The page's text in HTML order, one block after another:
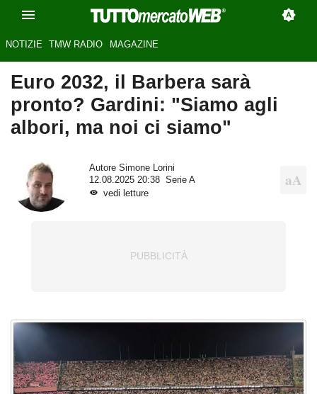
NOTIZIE TMW RADIO MAGAZINE
Euro 2032, il Barbera sarà
pronto? Gardini: "Siamo agli
albori, ma noi ci siamo"
Autore Simone Lorini
12.08.2025 20:38
Serie A
vedi letture